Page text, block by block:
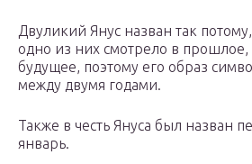
Двуликий Янус назван так
одно из них смотрело в прошлое,
будущее, поэтому его образ
между двумя годами.
Также в честь Януса был назван
январь.